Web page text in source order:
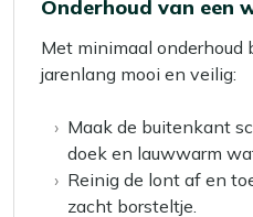
Onderhoud van een
Met minimaal onderhoud
jarenlang mooi en veilig:
Maak de buitenkant
doek en lauwwarm
Reinig de lont af en
zacht borsteltje.